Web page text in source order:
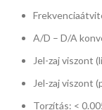
A/D – D/A
Jel-zaj viszont
Jel-zaj viszont
Torzítás: <